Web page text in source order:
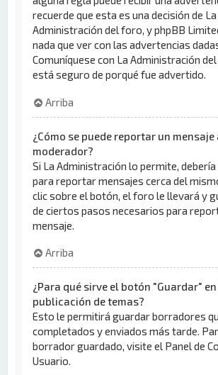
recuerde que esta es una decisión de La
Administración del foro, y phpBB
nada que ver con las advertencias
Comuníquese con La Administración
está seguro de porqué fue advertido.
Arriba
¿Cómo se puede reportar un mensaje
moderador?
Si La Administración lo permite,
para reportar mensajes cerca del
clic sobre el botón, el foro le llevará y
de ciertos pasos necesarios para
mensaje.
Arriba
¿Para qué sirve el botón "Guardar"
publicación de temas?
Esto le permitirá guardar borradores
completados y enviados más tarde.
borrador guardado, visite el Panel de
Usuario.